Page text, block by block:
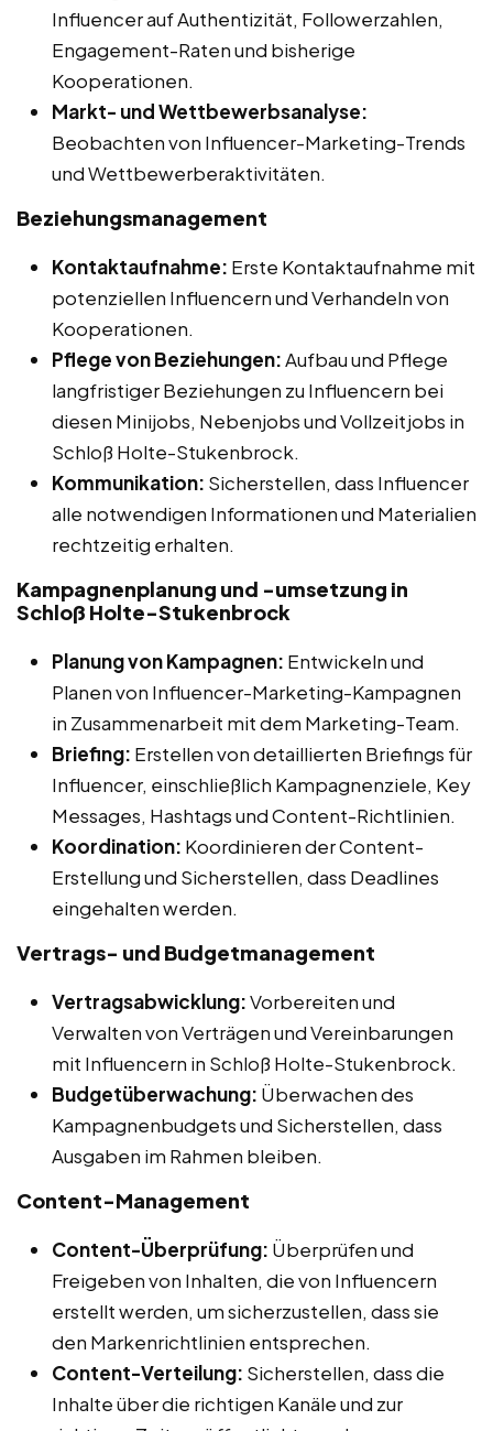
Influencer auf Authentizität, Followerzahlen,
Engagement-Raten und bisherige
Kooperationen.
Markt- und Wettbewerbsanalyse:
Beobachten von Influencer-Marketing-Trends
und Wettbewerberaktivitäten.
Beziehungsmanagement
Kontaktaufnahme: Erste Kontaktaufnahme mit
potenziellen Influencern und Verhandeln von
Kooperationen.
Pflege von Beziehungen:Aufbau und Pflege
langfristiger Beziehungen zu Influencern bei
diesen Minijobs, Nebenjobs und Vollzeitjobs in
Schloß Holte-Stukenbrock.
Kommunikation: Sicherstellen, dass Influencer
alle notwendigen Informationen und Materialien
rechtzeitig erhalten.
Kampagnenplanung und -umsetzung in
Schloß Holte-Stukenbrock
Planung von Kampagnen: Entwickeln und
Planen von Influencer-Marketing-Kampagnen
in Zusammenarbeit mit dem Marketing-Team.
Briefing: Erstellen von detaillierten Briefings für
Influencer, einschließlich Kampagnenziele, Key
Messages, Hashtags und Content-Richtlinien.
Koordination: Koordinieren der Content-
Erstellung und Sicherstellen, dass Deadlines
eingehalten werden.
Vertrags- und Budgetmanagement
Vertragsabwicklung:Vorbereiten und
Verwalten von Verträgen und Vereinbarungen
mit Influencern in Schloß Holte-Stukenbrock.
Budgetüberwachung: Überwachen des
Kampagnenbudgets und Sicherstellen, dass
Ausgaben im Rahmen bleiben.
Content-Management
Content-Überprüfung: Überprüfen und
Freigeben von Inhalten, die von Influencern
erstellt werden, um sicherzustellen, dass sie
den Markenrichtlinien entsprechen.
Content-Verteilung: Sicherstellen, dass die
Inhalte über die richtigen Kanäle und zur